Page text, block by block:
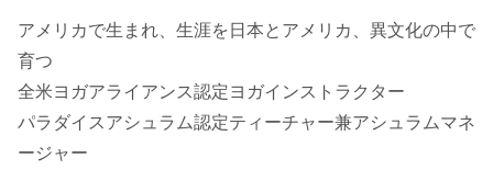
アメリカで生まれ、生涯を日本とアメリカ、異文化の中で
育つ
全米ヨガアライアンス認定ヨガインストラクター
パラダイスアシュラム認定ティーチャー兼アシュラムマネ
ージャー